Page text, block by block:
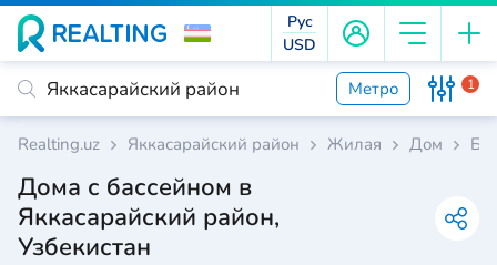
Рус
USD
Метро 1
Realting.uz Яккасарайский район Жилая Дом
Дома с бассейном в
Яккасарайский район,
Узбекистан